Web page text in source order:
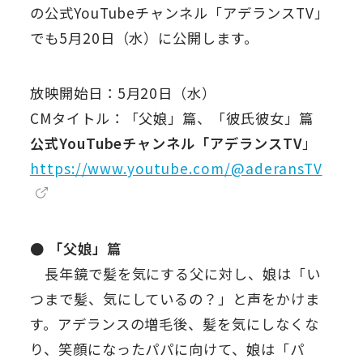
の公式YouTubeチャンネル「アデランスTV」
でも5月20日（水）に公開します。
放映開始日：5月20日（水）
CMタイトル：「父娘」篇、「彼氏彼女」篇
公式YouTubeチャンネル「アデランスTV」
https://www.youtube.com/@aderansTV
● 「父娘」篇
長年鏡で髪を気にする父に対し、娘は「い
つまで髪、気にしているの？」と声をかけま
す。アデランスの増毛後、髪を気にしなくな
り、笑顔になったパパに向けて、娘は「パ